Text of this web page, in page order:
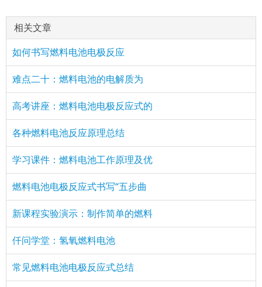
相关文章
如何书写燃料电池电极反应
难点二十：燃料电池的电解质为
高考讲座：燃料电池电极反应式的
各种燃料电池反应原理总结
学习课件：燃料电池工作原理及优
燃料电池电极反应式书写“五步曲
新课程实验演示：制作简单的燃料
仟问学堂：氢氧燃料电池
常见燃料电池电极反应式总结